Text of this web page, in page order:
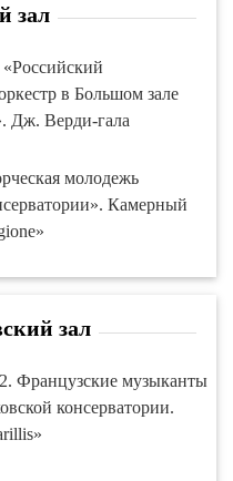
зал
в Большом зале
Дж. Верди-гала
молодежь
Камерный
зал
Французские музыканты
консерватории.